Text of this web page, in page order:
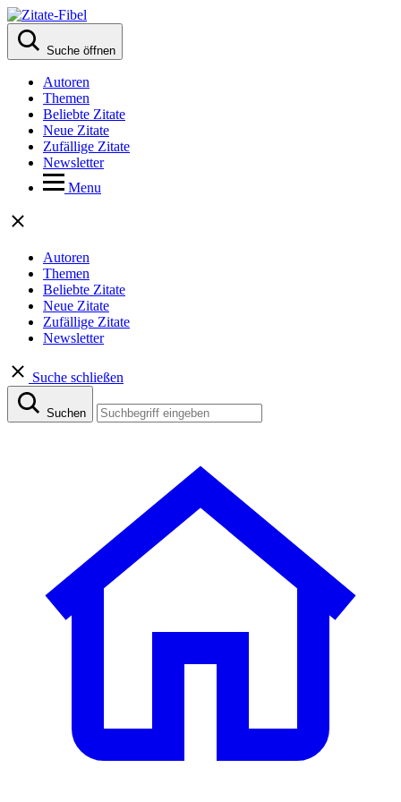
Suche öffnen
Autoren
Themen
Beliebte Zitate
Neue Zitate
Zufällige Zitate
Newsletter
Menu
Autoren
Themen
Beliebte Zitate
Neue Zitate
Zufällige Zitate
Newsletter
Suche schließen
Suchen